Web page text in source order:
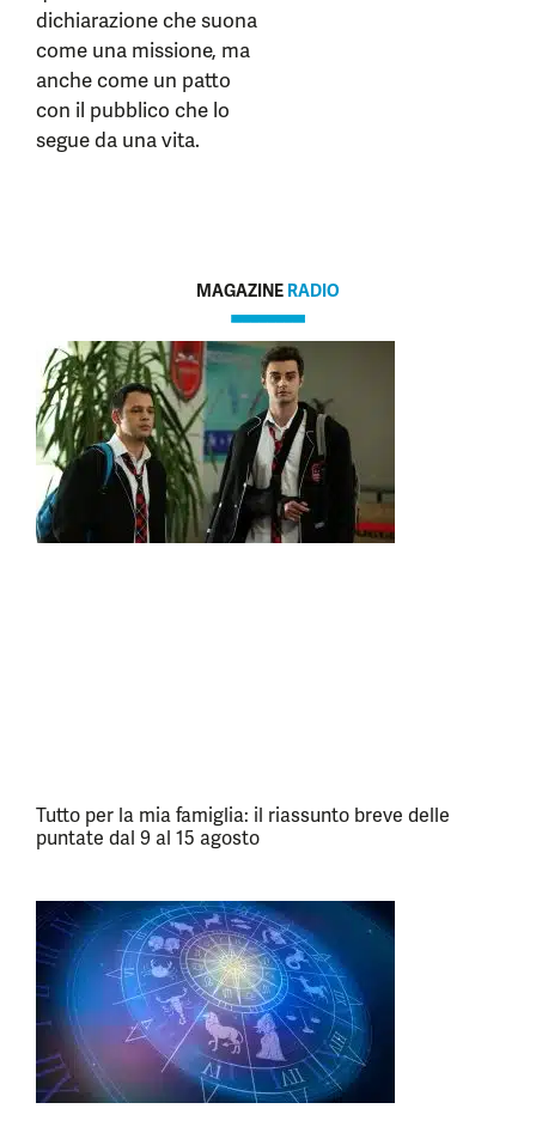
dichiarazione che suona
come una missione, ma
anche come un patto
con il pubblico che lo
segue da una vita.
MAGAZINE RADIO
Tutto per la mia famiglia: il riassunto breve delle
puntate dal 9 al 15 agosto